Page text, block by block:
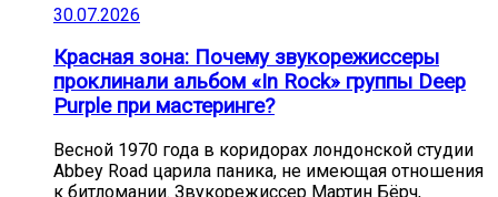
30.07.2026
Красная зона: Почему звукорежиссеры
проклинали альбом «In Rock» группы Deep
Purple при мастеринге?
Весной 1970 года в коридорах лондонской студии
Abbey Road царила паника, не имеющая отношения
к битломании. Звукорежиссер Мартин Бёрч,